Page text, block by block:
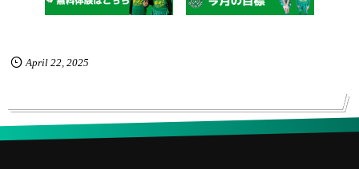
April 22, 2025